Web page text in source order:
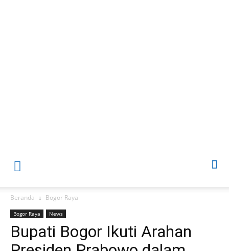
Beranda Bogor Raya
Bogor Raya News
Bupati Bogor Ikuti Arahan